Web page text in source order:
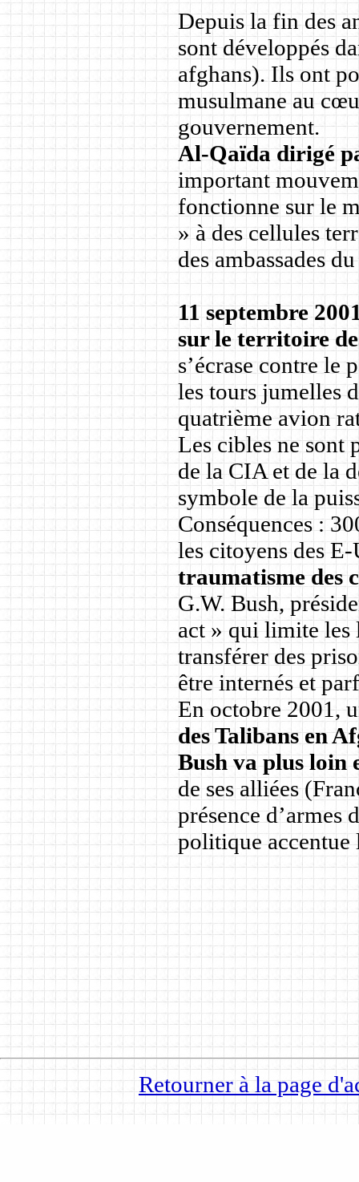
Depuis la fin des
sont développés
afghans). Ils ont
musulmane au
gouvernement.
Al-Qaïda dirigé
important
fonctionne sur le
» à des cellules
des ambassades
11 septembre
sur le territoire
s’écrase contre le
les tours jumelles
quatrième avion
Les cibles ne sont
de la CIA et de la
symbole de la
Conséquences :
les citoyens des
traumatisme des
G.W. Bush,
act » qui limite les
transférer des
être internés et
En octobre 2001,
des Talibans en
Bush va plus
de ses alliées
présence d’armes
politique accentue
Retourner à la page